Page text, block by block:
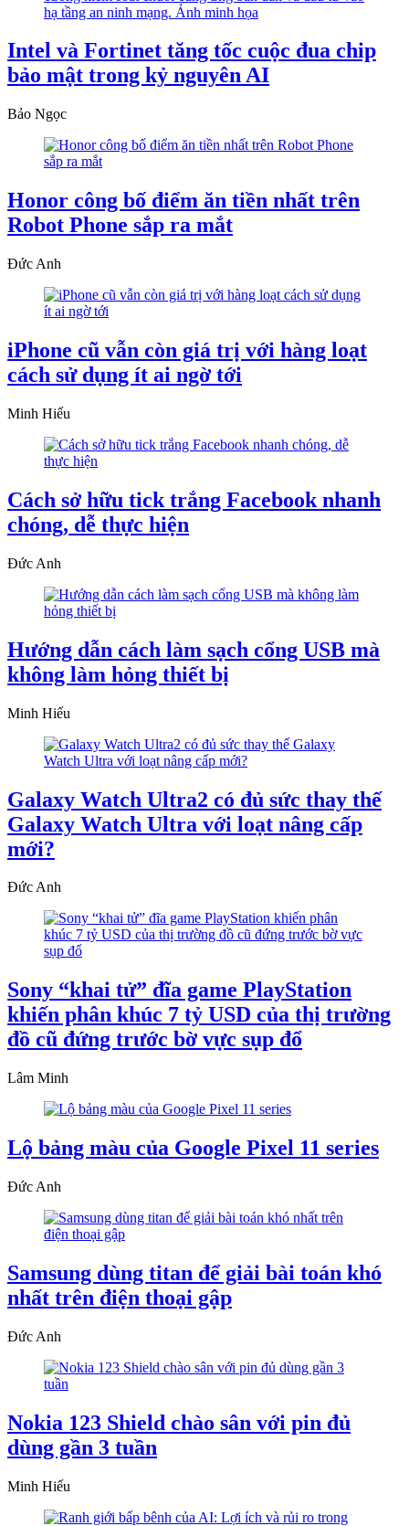
Intel và Fortinet tăng tốc cuộc đua chip
bảo mật trong kỷ nguyên AI
Bảo Ngọc
Honor công bố điểm ăn tiền nhất trên
Robot Phone sắp ra mắt
Đức Anh
iPhone cũ vẫn còn giá trị với hàng loạt
cách sử dụng ít ai ngờ tới
Minh Hiếu
Cách sở hữu tick trắng Facebook nhanh
chóng, dễ thực hiện
Đức Anh
Hướng dẫn cách làm sạch cổng USB mà
không làm hỏng thiết bị
Minh Hiếu
Galaxy Watch Ultra2 có đủ sức thay thế
Galaxy Watch Ultra với loạt nâng cấp
mới?
Đức Anh
Sony “khai tử” đĩa game PlayStation
khiến phân khúc 7 tỷ USD của thị trường
đồ cũ đứng trước bờ vực sụp đổ
Lâm Minh
Lộ bảng màu của Google Pixel 11 series
Đức Anh
Samsung dùng titan để giải bài toán khó
nhất trên điện thoại gập
Đức Anh
Nokia 123 Shield chào sân với pin đủ
dùng gần 3 tuần
Minh Hiếu